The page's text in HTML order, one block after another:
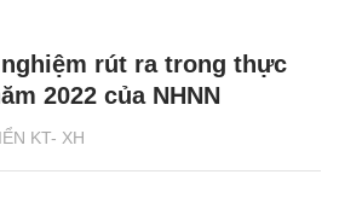
KT- XH
rút ra trong thực
2022 của NHNN